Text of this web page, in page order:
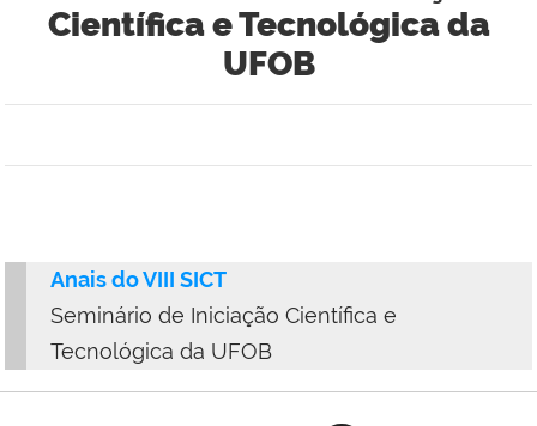
Científica e Tecnológica da
UFOB
Anais do VIII SICT
Seminário de Iniciação Científica e
Tecnológica da UFOB